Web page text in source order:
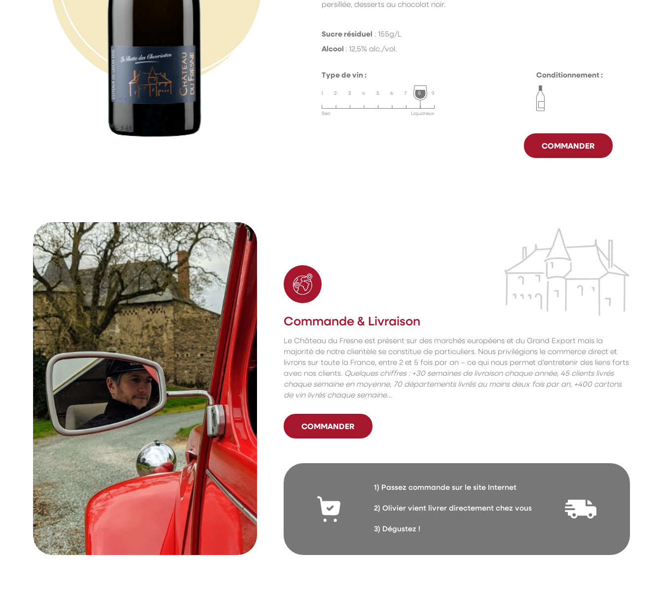
persillée, desserts au chocolat noir.
Sucre résiduel : 155g/L
Alcool : 12,5% alc./vol.
Type de vin :
1 2 3 4 5 6 7 8 9
Sec Liquoreux
Conditionnement :
COMMANDER
Commande & Livraison
Le Château du Fresne est présent sur des marchés européens et du Grand Export mais la
majorité de notre clientèle se constitue de particuliers. Nous privilégions le commerce direct et
livrons sur toute la France, entre 2 et 5 fois par an – ce qui nous permet d’entretenir des liens forts
avec nos clients. Quelques chiffres : +30 semaines de livraison chaque année, 45 clients livrés
chaque semaine en moyenne, 70 départements livrés au moins deux fois par an, +400 cartons
de vin livrés chaque semaine…
COMMANDER
1) Passez commande sur le site Internet
2) Olivier vient livrer directement chez vous
3) Dégustez !